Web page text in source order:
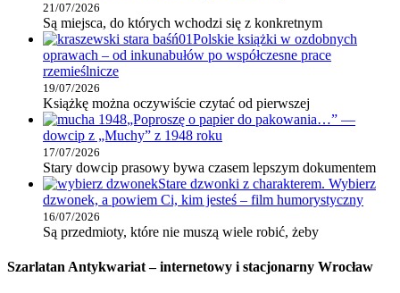
21/07/2026
Są miejsca, do których wchodzi się z konkretnym
Polskie książki w ozdobnych
oprawach – od inkunabułów po współczesne prace
rzemieślnicze
19/07/2026
Książkę można oczywiście czytać od pierwszej
„Poproszę o papier do pakowania…” —
dowcip z „Muchy” z 1948 roku
17/07/2026
Stary dowcip prasowy bywa czasem lepszym dokumentem
Stare dzwonki z charakterem. Wybierz
dzwonek, a powiem Ci, kim jesteś – film humorystyczny
16/07/2026
Są przedmioty, które nie muszą wiele robić, żeby
Szarlatan Antykwariat – internetowy i stacjonarny Wrocław